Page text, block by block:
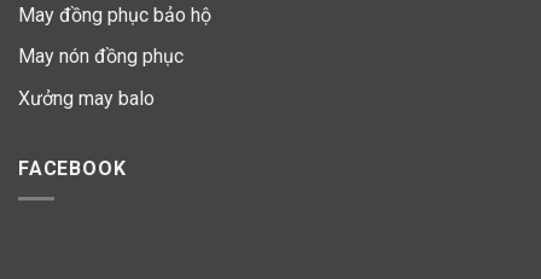
May đồng phục bảo hộ
May nón đồng phục
Xưởng may balo
FACEBOOK